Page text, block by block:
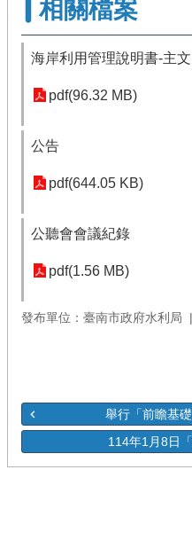
相關檔案
海岸利用管理說明書-主
pdf(96.32 MB)
公告
pdf(644.05 KB)
公聽會會議紀錄
pdf(1.56 MB)
發布單位：臺南市政府水利局
舉行「前瞻基
114年1月8日